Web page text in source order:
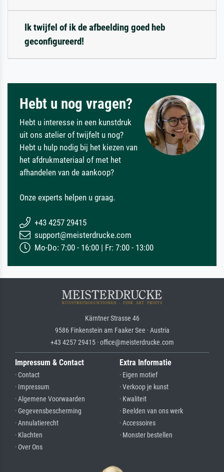
Ik twijfel of ik de afbeelding goed heb
geconfigureerd!
Hebt u nog vragen?
Hebt u interesse in een kunstdruk
uit ons atelier of twijfelt u nog?
Hebt u hulp nodig bij het kiezen van
het afdrukmateriaal of met het
afhandelen van de aankoop?
Onze experts helpen u graag.
+43 4257 29415
support@meisterdrucke.com
Mo-Do: 7:00 - 16:00 | Fr: 7:00 - 13:00
Kärntner Strasse 46
9586 Finkenstein am Faaker See · Austria
+43 4257 29415 · office@meisterdrucke.com
Impressum & Contact
· Contact
· Impressum
· Algemene Voorwaarden
· Gegevensbescherming
· Annulatierecht
· Klachten
· Over Ons
Extra Informatie
· Eigen motief
· Verkoop je kunst
· Kwaliteit
· Beelden van ons werk
· Accessoires
· Monster bestellen